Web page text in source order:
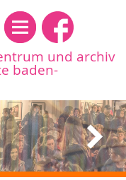
und archiv
baden-
Menü